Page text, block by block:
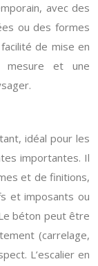
avec des
ou des formes
de mise en
mesure et une
idéal pour les
importantes. Il
et de finitions,
et imposants ou
béton peut être
(carrelage,
L’escalier en